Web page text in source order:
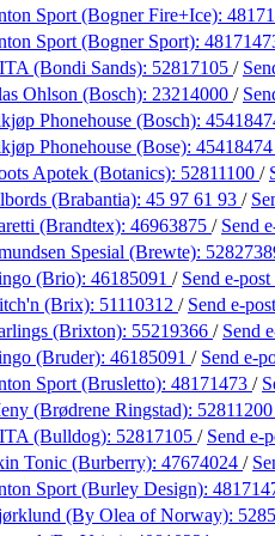
Sport (Bogner Fire+Ice):
Sport (Bogner Sport):
(Bondi Sands): 52817105 /
Ohlson (Bosch): 23214000 /
Phonehouse (Bosch):
Phonehouse (Bose): 45418474
Apotek (Botanics): 52811100 /
(Brabantia): 45 97 61 93 /
(Brandtex): 46963875 / Send
Spesial (Brewte):
(Brio): 46185091 / Send e-post
(Brix): 51110312 / Send e-post
(Brixton): 55219366 / Send
(Bruder): 46185091 / Send e-
Sport (Brusletto): 48171473 /
(Brødrene Ringstad): 52811200
(Bulldog): 52817105 / Send e-
Tonic (Burberry): 47674024 /
Sport (Burley Design):
(By Olea of Norway):